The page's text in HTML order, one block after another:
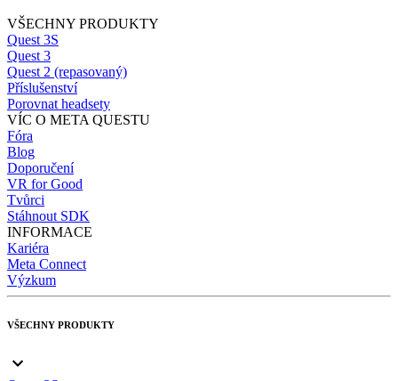
VŠECHNY PRODUKTY
Quest 3S
Quest 3
Quest 2 (repasovaný)
Příslušenství
Porovnat headsety
VÍC O META QUESTU
Fóra
Blog
Doporučení
VR for Good
Tvůrci
Stáhnout SDK
INFORMACE
Kariéra
Meta Connect
Výzkum
VŠECHNY PRODUKTY